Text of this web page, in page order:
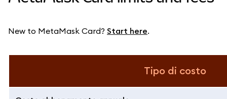
Stai al sicuro
New to MetaMask Card? Start here.
Tipo di costo